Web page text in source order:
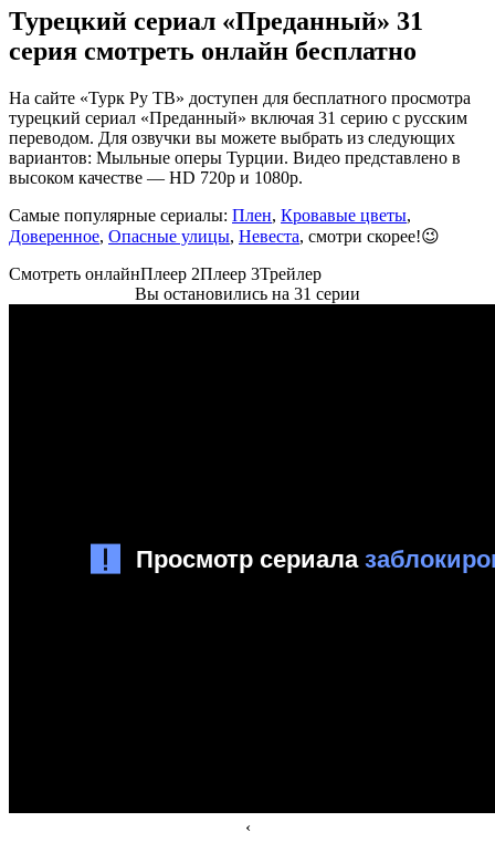
Турецкий сериал «Преданный» 31
серия смотреть онлайн бесплатно
На сайте «Турк Ру ТВ» доступен для бесплатного просмотра
турецкий сериал «Преданный» включая 31 серию с русским
переводом. Для озвучки вы можете выбрать из следующих
вариантов: Мыльные оперы Турции. Видео представлено в
высоком качестве — HD 720p и 1080p.
Самые популярные сериалы: Плен, Кровавые цветы,
Доверенное, Опасные улицы, Невеста, смотри скорее!😉
Смотреть онлайнПлеер 2Плеер 3Трейлер
Вы остановились на 31 серии
‹